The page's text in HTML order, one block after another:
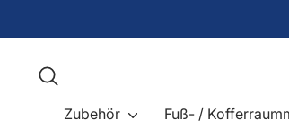
zum
Zubehör Fuß- /